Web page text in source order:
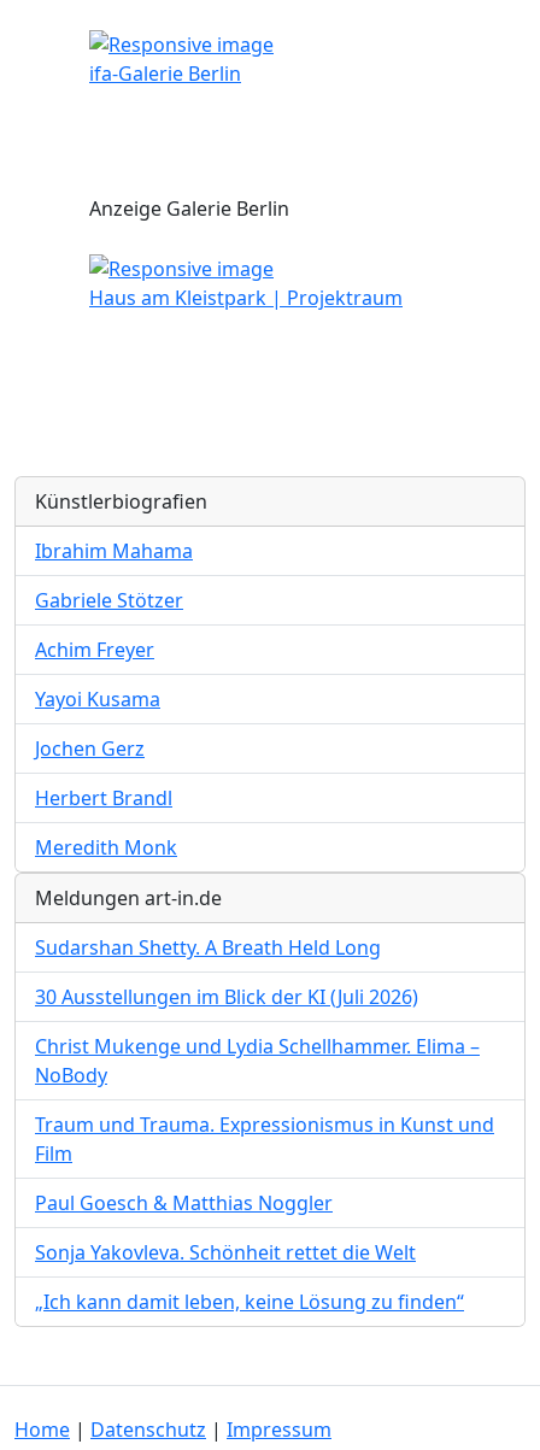
ifa-Galerie Berlin
Anzeige Galerie Berlin
Haus am Kleistpark | Projektraum
Künstlerbiografien
Ibrahim Mahama
Gabriele Stötzer
Achim Freyer
Yayoi Kusama
Jochen Gerz
Herbert Brandl
Meredith Monk
Meldungen art-in.de
Sudarshan Shetty. A Breath Held Long
30 Ausstellungen im Blick der KI (Juli 2026)
Christ Mukenge und Lydia Schellhammer. Elima –
NoBody
Traum und Trauma. Expressionismus in Kunst und
Film
Paul Goesch & Matthias Noggler
Sonja Yakovleva. Schönheit rettet die Welt
„Ich kann damit leben, keine Lösung zu finden“
Home | Datenschutz | Impressum